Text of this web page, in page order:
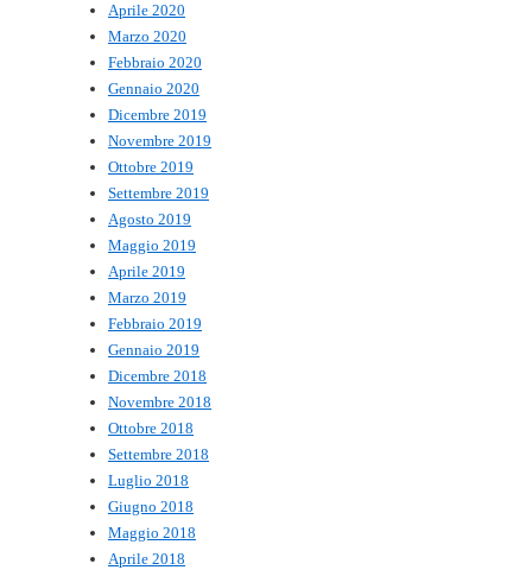
Aprile 2020
Marzo 2020
Febbraio 2020
Gennaio 2020
Dicembre 2019
Novembre 2019
Ottobre 2019
Settembre 2019
Agosto 2019
Maggio 2019
Aprile 2019
Marzo 2019
Febbraio 2019
Gennaio 2019
Dicembre 2018
Novembre 2018
Ottobre 2018
Settembre 2018
Luglio 2018
Giugno 2018
Maggio 2018
Aprile 2018